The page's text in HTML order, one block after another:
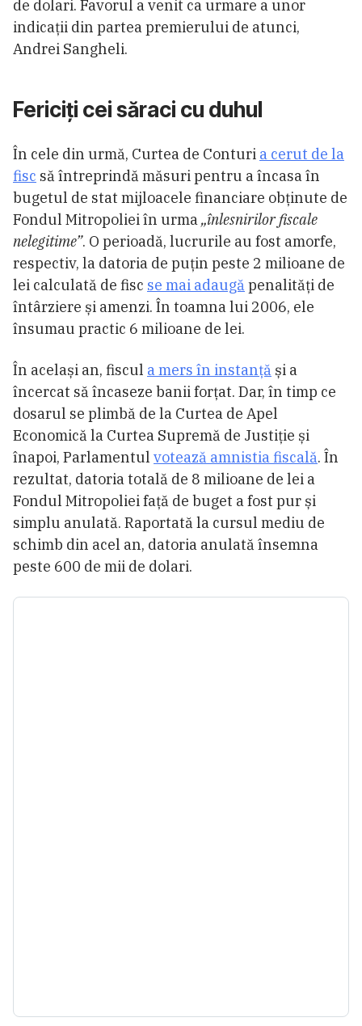
de dolari. Favorul a venit ca urmare a unor
indicații din partea premierului de atunci,
Andrei Sangheli.
Fericiți cei săraci cu duhul
În cele din urmă, Curtea de Conturi a cerut de la
fisc să întreprindă măsuri pentru a încasa în
bugetul de stat mijloacele financiare obținute de
Fondul Mitropoliei în urma„înlesnirilor fiscale
nelegitime”. O perioadă, lucrurile au fost amorfe,
respectiv, la datoria de puțin peste 2 milioane de
lei calculată de fisc se mai adaugăpenalități de
întârziere și amenzi. În toamna lui 2006, ele
însumau practic 6 milioane de lei.
În același an, fiscul a mers în instanță și a
încercat să încaseze banii forțat. Dar, în timp ce
dosarul se plimbă de la Curtea de Apel
Economică la Curtea Supremă de Justiție și
înapoi, Parlamentul votează amnistia fiscală. În
rezultat, datoria totală de 8 milioane de lei a
Fondul Mitropoliei față de buget a fost pur și
simplu anulată. Raportată la cursul mediu de
schimb din acel an, datoria anulată însemna
peste 600 de mii de dolari.